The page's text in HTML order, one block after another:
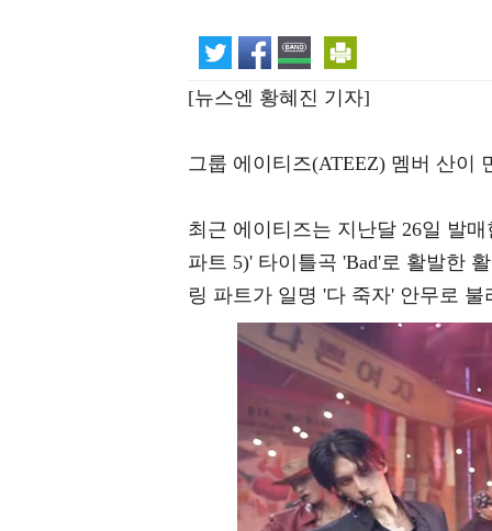
[뉴스엔 황혜진 기자]
그룹 에이티즈(ATEEZ) 멤버 산이
최근 에이티즈는 지난달 26일 발
파트 5)' 타이틀곡 'Bad'로 활발한
링 파트가 일명 '다 죽자' 안무로